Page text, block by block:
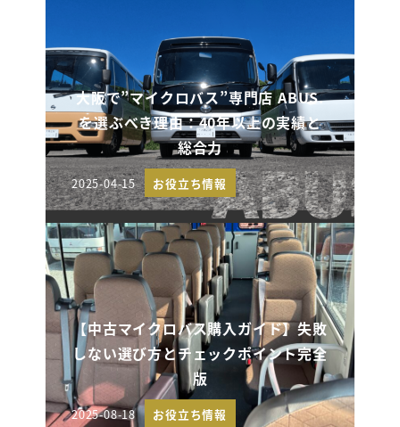
大阪で”マイクロバス”専門店 ABUS.
を選ぶべき理由：40年以上の実績と
総合力
投稿日
2025-04-15 お役立ち情報
【中古マイクロバス購入ガイド】失敗
しない選び方とチェックポイント完全
版
投稿日
2025-08-18 お役立ち情報